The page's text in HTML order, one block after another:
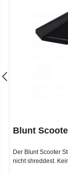
Blunt
Der Blunt Scooter
nicht shreddest.